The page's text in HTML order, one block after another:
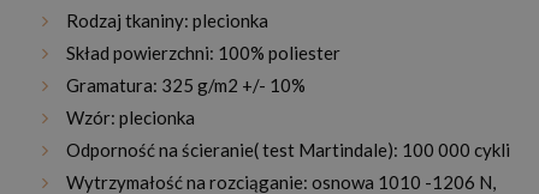
Rodzaj tkaniny: plecionka
Skład powierzchni: 100% poliester
Gramatura: 325 g/m2 +/- 10%
Wzór: plecionka
Odporność na ścieranie( test Martindale): 100 000 cykli
Wytrzymałość na rozciąganie: osnowa 1010 -1206 N,